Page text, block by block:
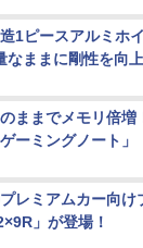
1ピースアルミホ
なままに剛性を向上
ままでメモリ倍増
ーミングノート」
レミアムカー向け
」が登場！